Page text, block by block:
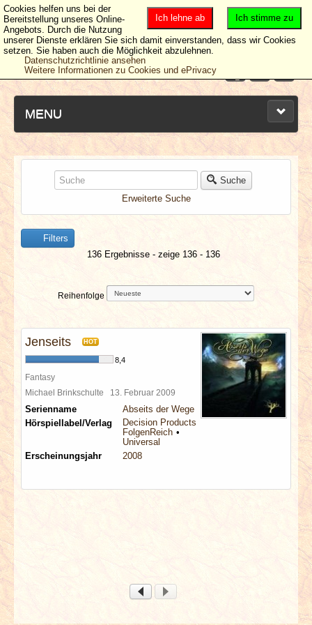
MENU
NEUESTE ARTIKEL
NEWS & DATES
BERICHTE
VERLOSUNGEN
SPECIALS
REDAKTION
LINKS
Suche
Erweiterte Suche
Filters
136 Ergebnisse - zeige 136 - 136
Reihenfolge
Jenseits HOT
8,4
Fantasy
Michael Brinkschulte 13. Februar 2009
Serienname
Abseits der Wege
Hörspiellabel/Verlag
Decision Products
FolgenReich
Universal
Erscheinungsjahr
2008
Ich stimme zu
Ich lehne ab
Cookies helfen uns bei der
Bereitstellung unseres Online-
Angebots. Durch die Nutzung
unserer Dienste erklären Sie sich damit einverstanden, dass wir Cookies
setzen. Sie haben auch die Möglichkeit abzulehnen.
Datenschutzrichtlinie ansehen
Weitere Informationen zu Cookies und ePrivacy